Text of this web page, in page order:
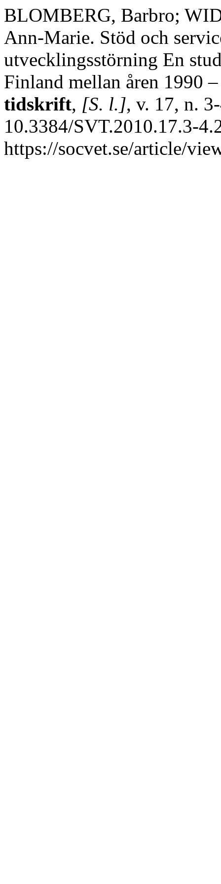
BLOMBERG, Barbro;
Ann-Marie. Stöd och
utvecklingsstörning En
Finland mellan åren 1990
tidskrift, [S. l.], v. 17, n.
10.3384/SVT.2010.17.3-
https://socvet.se/article/